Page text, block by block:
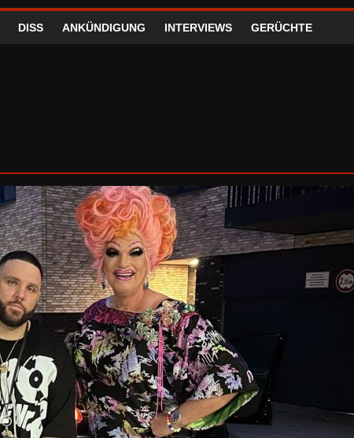
DISS ANKÜNDIGUNG INTERVIEWS GERÜCHTE